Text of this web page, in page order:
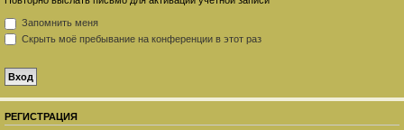
Запомнить меня
Скрыть моё пребывание на конференции в этот раз
РЕГИСТРАЦИЯ